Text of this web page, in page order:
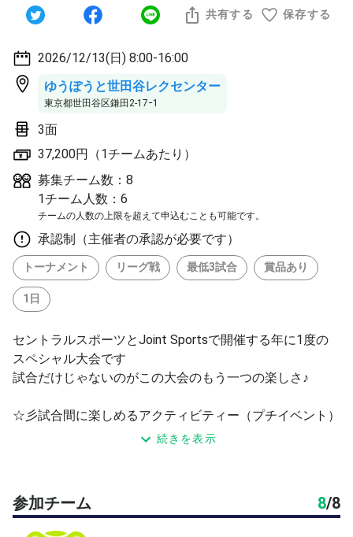
共有する 保存する
2026/12/13(日) 8:00-16:00
ゆうぽうと世田谷レクセンター
東京都世田谷区鎌田2-17ｰ1
3面
37,200円（1チームあたり）
募集チーム数：8
1チーム人数：6
チームの人数の上限を超えて申込むことも可能です。
承認制（主催者の承認が必要です）
トーナメント リーグ戦 最低3試合 賞品あり
1日
セントラルスポーツとJoint Sportsで開催する年に1度の
スペシャル大会です
試合だけじゃないのがこの大会のもう一つの楽しさ♪
☆彡試合間に楽しめるアクティビティー（プチイベント）
☆彡今年もやります！宇野真彩プロイベント開催予定！
https://maayauno.com
・主催 セントラルスポーツ株式会社、Joint Sports
続きを表示
参加チーム 8/8